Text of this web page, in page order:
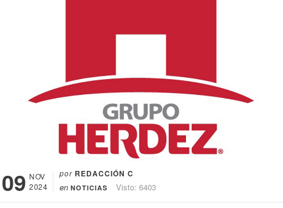
09 NOV
2024
por REDACCIÓN C
en NOTICIAS Visto: 6403